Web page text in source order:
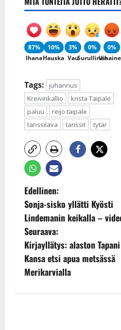
87%
Ihana
10%
Hauska
3%
Vau
0%
Surullinen
0%
Tags:
juhannus
Kreivinkallio
krista Taipale
paluu
reijo taipale
tanssilava
tanssit tytär
P
o
s
t
n
Edellinen:
Sonja-sisko yllätti Kyösti
Lindemanin keikalla –
Seuraava:
Kirjayllätys: alaston Tapani
Kansa etsi apua metsässä
Merikarvialla